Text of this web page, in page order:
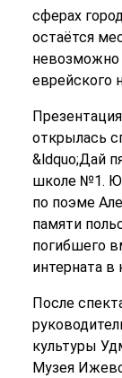
сферах
остаётся
невозможно
еврейского
открылась
&ldquo;Дай
школе №1.
по поэме
памяти
погибшего
интерната в
После
культуры
Музея